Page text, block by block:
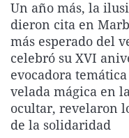
Un año más, la
dieron cita en
más esperado del
celebró su XVI
evocadora
velada mágica en
ocultar, revelaron
de la solidaridad